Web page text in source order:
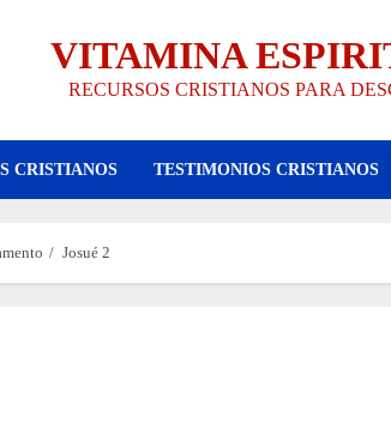
VITAMINA
RECURSOS CRISTIANOS PARA
CRISTIANOS TESTIMONIOS CRISTIANOS
Josué 2